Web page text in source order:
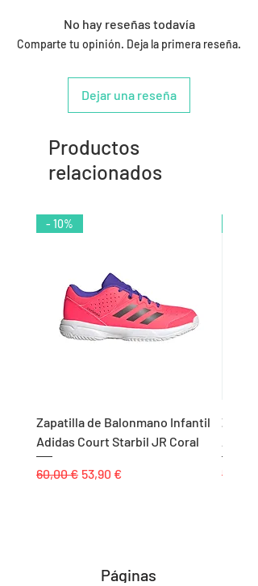
No hay reseñas todavía
Comparte tu opinión. Deja la primera reseña.
Dejar una reseña
Productos
relacionados
- 10%
Zapatilla de Balonmano Infantil
Adidas Court Starbil JR Coral
Precio
60,00 € Precio de oferta
53,90 € Precio
55,00 €
Páginas